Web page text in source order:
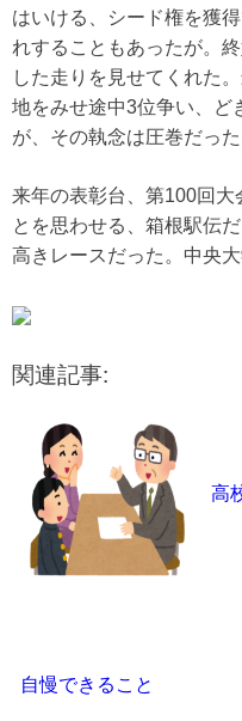
はいける、シード権を獲
れすることもあったが。
した走りを見せてくれた
地をみせ途中3位争い、ど
が、その執念は圧巻だった
来年の表彰台、第100回大
とを思わせる、箱根駅伝
高きレースだった。中央
関連記事:
高
自慢できること